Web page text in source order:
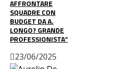
AFFRONTARE
SQUADRE CON
BUDGET DA A.
LONGO? GRANDE
PROFESSIONISTA”
23/06/2025